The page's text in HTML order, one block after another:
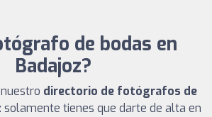
de bodas en
Badajoz?
directorio de fotógrafos de
solamente tienes que darte de alta en